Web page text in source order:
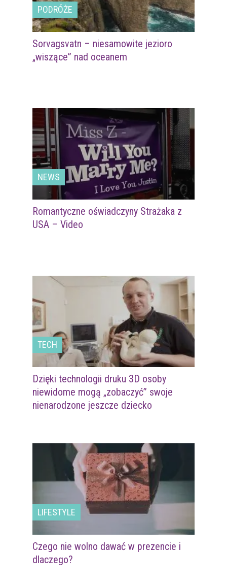
PODRÓŻE
Sorvagsvatn – niesamowite jezioro
„wiszące” nad oceanem
NEWS
Romantyczne oświadczyny Strażaka z
USA – Video
TECH
Dzięki technologii druku 3D osoby
niewidome mogą „zobaczyć” swoje
nienarodzone jeszcze dziecko
LIFESTYLE
Czego nie wolno dawać w prezencie i
dlaczego?